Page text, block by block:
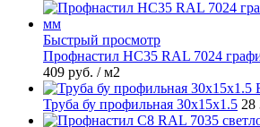
Быстрый просмотр
Профнастил НС35 RAL 7024
409 руб. / м2
Труба бу профильная 30х15х1.5 28